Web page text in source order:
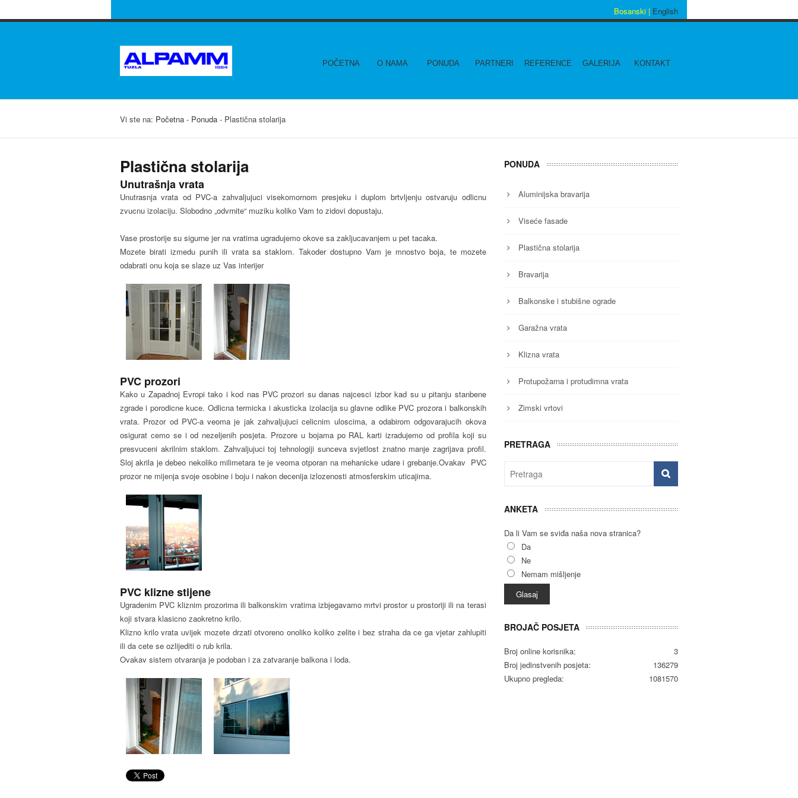
Bosanski | English
POČETNA O NAMA PONUDA PARTNERI REFERENCE GALERIJA KONTAKT
Vi ste na: Početna - Ponuda - Plastična stolarija
Plastična stolarija
Unutrašnja vrata
Unutrasnja vrata od PVC-a zahvaljujuci visekomornom presjeku i duplom brtvljenju ostvaruju odlicnu
zvucnu izolaciju. Slobodno „odvrnite“ muziku koliko Vam to zidovi dopustaju.
Vase prostorije su sigurne jer na vratima ugradujemo okove sa zakljucavanjem u pet tacaka.
Mozete birati izmedu punih ili vrata sa staklom. Takoder dostupno Vam je mnostvo boja, te mozete
odabrati onu koja se slaze uz Vas interijer
PVC prozori
Kako u Zapadnoj Evropi tako i kod nas PVC prozori su danas najcesci izbor kad su u pitanju stanbene
zgrade i porodicne kuce. Odlicna termicka i akusticka izolacija su glavne odlike PVC prozora i balkonskih
vrata. Prozor od PVC-a veoma je jak zahvaljujuci celicnim uloscima, a odabirom odgovarajucih okova
osigurat cemo se i od nezeljenih posjeta. Prozore u bojama po RAL karti izradujemo od profila koji su
presvuceni akrilnim staklom. Zahvaljujuci toj tehnologiji sunceva svjetlost znatno manje zagrijava profil.
Sloj akrila je debeo nekoliko milimetara te je veoma otporan na mehanicke udare i grebanje.Ovakav PVC
prozor ne mijenja svoje osobine i boju i nakon decenija izlozenosti atmosferskim uticajima.
PVC klizne stijene
Ugradenim PVC kliznim prozorima ili balkonskim vratima izbjegavamo mrtvi prostor u prostoriji ili na terasi
koji stvara klasicno zaokretno krilo.
Klizno krilo vrata uvijek mozete drzati otvoreno onoliko koliko zelite i bez straha da ce ga vjetar zahlupiti
ili da cete se ozlijediti o rub krila.
Ovakav sistem otvaranja je podoban i za zatvaranje balkona i loda.
PONUDA
Aluminijska bravarija
Viseće fasade
Plastična stolarija
Bravarija
Balkonske i stubišne ograde
Garažna vrata
Klizna vrata
Protupožarna i protudimna vrata
Zimski vrtovi
PRETRAGA
ANKETA
Da li Vam se sviđa naša nova stranica?
Da
Ne
Nemam mišljenje
BROJAČ POSJETA
Broj online korisnika:
3
Broj jedinstvenih posjeta:
136279
Ukupno pregleda:
1081570